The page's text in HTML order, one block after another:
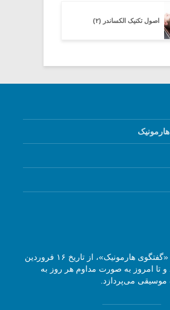
اصول تکنیک الکساندر (۲)
مجله آنلاین موسیقی «گفتگوی هارمونیک»، از تاریخ ۱۶ فروردین
کرد و تا امروز به صورت مداوم هر روز به
موسیقی می‌پردازد.